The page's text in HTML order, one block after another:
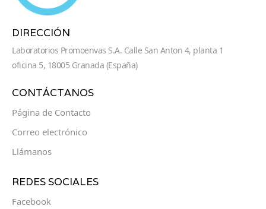
DIRECCIÓN
Laboratorios Promoenvas S.A. Calle San Anton 4, planta 1
oficina 5, 18005 Granada (España)
CONTÁCTANOS
Página de Contacto
Correo electrónico
Llámanos
REDES SOCIALES
Facebook